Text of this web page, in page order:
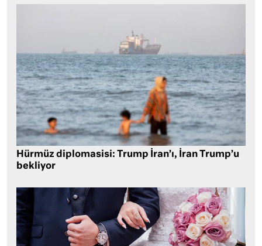
Hürmüz diplomasisi: Trump İran’ı, İran Trump’u
bekliyor